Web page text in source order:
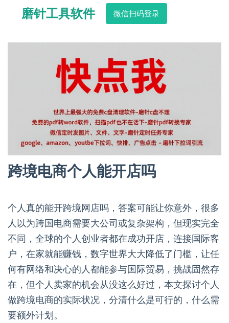
磨针工具软件 微信扫码登录
跨境电商个人能开店吗
个人真的能开跨境网店吗，答案可能让你意外，很多
人以为跨国电商需要大公司或复杂架构，但现实完全
不同，全球的个人创业者都在成功开店，连接国际客
户，在家就能赚钱，数字世界大大降低了门槛，让任
何有网络和决心的人都能参与国际贸易，挑战固然存
在，但个人卖家的机会从没这么好过，本文探讨个人
做跨境电商的实际状况，分清什么是可行的，什么需
要额外计划。